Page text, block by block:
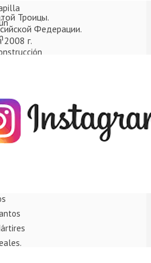
Троицы.
Федерации.
г.